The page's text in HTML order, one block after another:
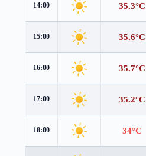
14:00 35.3°C
15:00 35.6°C
16:00 35.7°C
17:00 35.2°C
18:00 34°C